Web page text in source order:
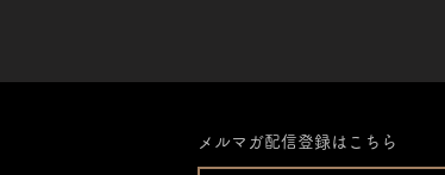
メルマガ配信登録はこちら